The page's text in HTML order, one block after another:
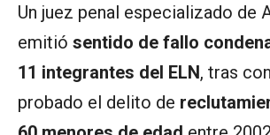
Un juez penal especializado de
emitió sentido de fallo
11 integrantes del ELN, tras
probado el delito de